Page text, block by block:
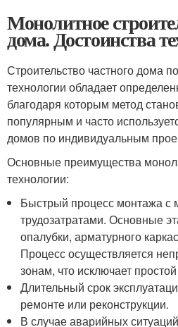
Монолитное
дома. Достоинства
Строительство частного дома
технологии обладает
благодаря которым метод
популярным и часто
домов по индивидуальным
Основные преимущества
технологии:
Быстрый процесс монтажа
трудозатратами. Основные
опалубки, арматурного
Процесс осуществляется
зонам, что исключает
Длительный срок
ремонте или реконструкции.
В случае аварийных